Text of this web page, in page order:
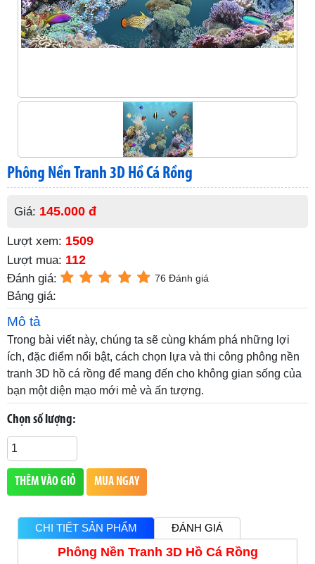
Phông Nền Tranh 3D Hồ Cá Rồng
Giá: 145.000 đ
Lượt xem: 1509
Lượt mua: 112
Đánh giá: 76 Đánh giá
Bảng giá:
Mô tả
Trong bài viết này, chúng ta sẽ cùng khám phá những lợi
ích, đặc điểm nổi bật, cách chọn lựa và thi công phông nền
tranh 3D hồ cá rồng để mang đến cho không gian sống của
bạn một diện mạo mới mẻ và ấn tượng.
Chọn số lượng:
THÊM VÀO GIỎ MUA NGAY
CHI TIẾT SẢN PHẨM ĐÁNH GIÁ
Phông Nền Tranh 3D Hồ Cá Rồng